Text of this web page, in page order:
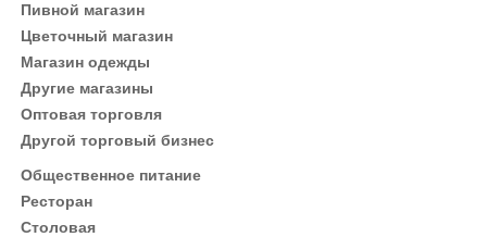
Пивной магазин
Цветочный магазин
Магазин одежды
Другие магазины
Оптовая торговля
Другой торговый бизнес
Общественное питание
Ресторан
Столовая